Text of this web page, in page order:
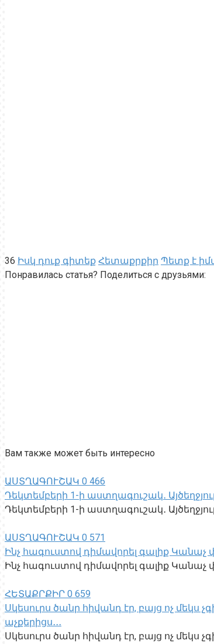
36 Իսկ դուք գիտեք Հետաքրքիր Պետք է
Понравилась статья? Поделиться с друзьями:
Вам также может быть интересно
ԱՍՏՂԱԳՈՒՇԱԿ 0 466
Դեկտեմբերի 1-ի աստղագուշակ․
Դեկտեմբերի 1-ի աստղագուշակ․
ԱՍՏՂԱԳՈՒՇԱԿ 0 571
Ինչ հագուստով դիմավորել գալիք Կանաչ
Ինչ հագուստով դիմավորել գալիք Կանաչ
ՀԵՏԱՔՐՔԻՐ 0 659
Սկեսուրս ծանր հիվանդ էր, բայց ոչ մեկս
աչքերիցս․․․
Սկեսուրս ծանր հիվանդ էր, բայց ոչ